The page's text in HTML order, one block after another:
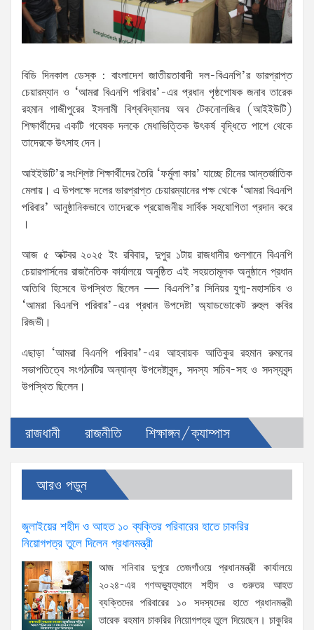
বিডি দিনকাল ডেস্ক : বাংলাদেশ জাতীয়তাবাদী দল-বিএনপি’র ভারপ্রাপ্ত
চেয়ারম্যান ও ‘আমরা বিএনপি পরিবার’-এর প্রধান পৃষ্ঠপোষক জনাব তারেক
রহমান গাজীপুরের ইসলামী বিশ্ববিদ্যালয় অব টেকনোলজির (আইইউটি)
শিক্ষার্থীদের একটি গবেষক দলকে মেধাভিত্তিক উৎকর্ষ বৃদ্ধিতে পাশে থেকে
তাদেরকে উৎসাহ দেন।
আইইউটি’র সংশ্লিষ্ট শিক্ষার্থীদের তৈরি ‘ফর্মুলা কার’ যাচ্ছে চীনের আন্তর্জাতিক
মেলায়। এ উপলক্ষে দলের ভারপ্রাপ্ত চেয়ারম্যানের পক্ষ থেকে ‘আমরা বিএনপি
পরিবার’ আনুষ্ঠানিকভাবে তাদেরকে প্রয়োজনীয় সার্বিক সহযোগিতা প্রদান করে
।
আজ ৫ অক্টবর ২০২৫ ইং রবিবার, দুপুর ১টায় রাজধানীর গুলশানে বিএনপি
চেয়ারপার্সনের রাজনৈতিক কার্যালয়ে অনুষ্ঠিত এই সহয়তামূলক অনুষ্ঠানে প্রধান
অতিথি হিসেবে উপস্থিত ছিলেন — বিএনপি’র সিনিয়র যুগ্ম-মহাসচিব ও
‘আমরা বিএনপি পরিবার’-এর প্রধান উপদেষ্টা অ্যাডভোকেট রুহুল কবির
রিজভী।
এছাড়া ‘আমরা বিএনপি পরিবার’-এর আহবায়ক আতিকুর রহমান রুমনের
সভাপতিত্বে সংগঠনটির অন্যান্য উপদেষ্টাবৃন্দ, সদস্য সচিব-সহ ও সদস্যবৃন্দ
উপস্থিত ছিলেন।
রাজধানী রাজনীতি শিক্ষাঙ্গন/ক্যাম্পাস
আরও পড়ুন
জুলাইয়ের শহীদ ও আহত ১০ ব্যক্তির পরিবারের হাতে চাকরির
নিয়োগপত্র তুলে দিলেন প্রধানমন্ত্রী
আজ শনিবার দুপুরে তেজগাঁওয়ে প্রধানমন্ত্রী কার্যালয়ে
২০২৪-এর গণঅভ্যুত্থানে শহীদ ও গুরুতর আহত
ব্যক্তিদের পরিবারের ১০ সদস্যদের হাতে প্রধানমন্ত্রী
তারেক রহমান চাকরির নিয়োগপত্র তুলে দিয়েছেন। চাকুরির